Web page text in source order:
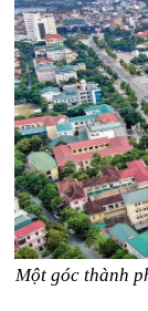
Một góc thành